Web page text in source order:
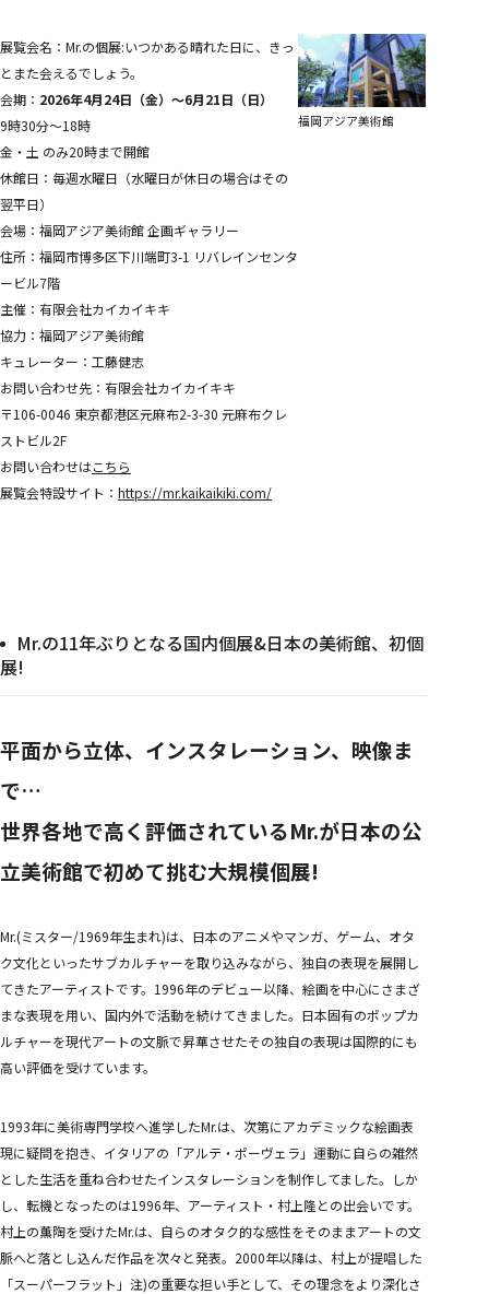
展覧会名：Mr.の個展:いつかある晴れた日に、きっ
とまた会えるでしょう。
会期： 2026年4月24日（金）〜6月21日（日）
9時30分～18時
金・土 のみ20時まで開館
休館日：毎週水曜日（水曜日が休日の場合はその
翌平日）
会場：福岡アジア美術館 企画ギャラリー
住所：福岡市博多区下川端町3-1 リバレインセンタ
ービル7階
主催：有限会社カイカイキキ
協力：福岡アジア美術館
キュレーター：工藤健志
お問い合わせ先：有限会社カイカイキキ
〒106-0046 東京都港区元麻布2-3-30 元麻布クレ
ストビル2F
お問い合わせはこちら
展覧会特設サイト： https://mr.kaikaikiki.com/
福岡アジア美術館
Mr.の11年ぶりとなる国内個展&日本の美術館、初個
展!
平面から立体、インスタレーション、映像ま
で…
世界各地で高く評価されているMr.が日本の公
立美術館で初めて挑む大規模個展!
Mr.(ミスター/1969年生まれ)は、日本のアニメやマンガ、ゲーム、オタ
ク文化といったサブカルチャーを取り込みながら、独自の表現を展開し
てきたアーティストです。1996年のデビュー以降、絵画を中心にさまざ
まな表現を用い、国内外で活動を続けてきました。日本固有のポップカ
ルチャーを現代アートの文脈で昇華させたその独自の表現は国際的にも
高い評価を受けています。
1993年に美術専門学校へ進学したMr.は、次第にアカデミックな絵画表
現に疑問を抱き、イタリアの「アルテ・ポーヴェラ」運動に自らの雑然
とした生活を重ね合わせたインスタレーションを制作してました。しか
し、転機となったのは1996年、アーティスト・村上隆との出会いです。
村上の薫陶を受けたMr.は、自らのオタク的な感性をそのままアートの文
脈へと落とし込んだ作品を次々と発表。2000年以降は、村上が提唱した
「スーパーフラット」注)の重要な担い手として、その理念をより深化さ
Murakami.Flowers
FLOWER GO WALK
KaikaiKiki Marketplace
カイカイキキふるさと納税
TRADING CARD
Murakami.Flowers Collectible Trading Card
村上隆 もののけ 京都 Collectible Trading Card
めめめのくらげ TRADING CARD GAME
COMPANY
COMPANY
CONTACT